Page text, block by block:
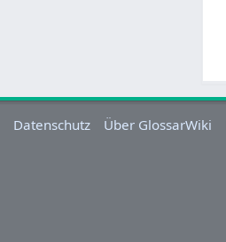
Datenschutz Über GlossarWiki